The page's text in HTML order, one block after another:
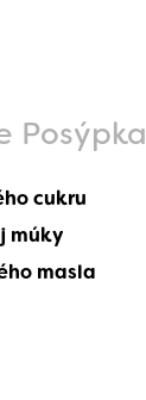
Posýpka
cukru
múky
masla